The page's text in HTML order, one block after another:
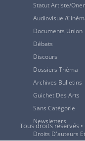
Statut Artiste/
Audiovisuel/
Documents Union
Débats
Discours
Dossiers Théma
Archives Bulletins
Guichet Des Arts
Sans Catégorie
Newsletters
Droits D'auteurs
Tous droits réservés